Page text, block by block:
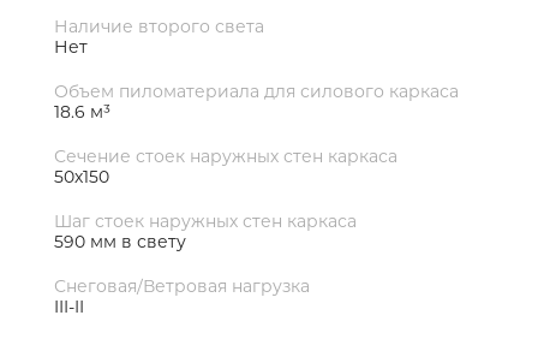
Наличие второго света
Нет
Объем пиломатериала для силового каркаса
18.6 м³
Сечение стоек наружных стен каркаса
50х150
Шаг стоек наружных стен каркаса
590 мм в свету
Снеговая/Ветровая нагрузка
III-II